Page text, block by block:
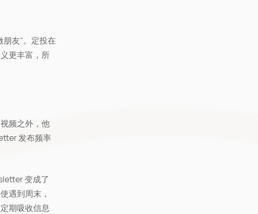
友”。定投在
更丰富，所
频之外，他
发布频率
变成了
遇到周末，
期吸收信息